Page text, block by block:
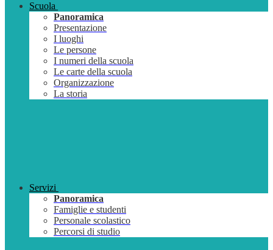
Scuola
Panoramica
Presentazione
I luoghi
Le persone
I numeri della scuola
Le carte della scuola
Organizzazione
La storia
Servizi
Panoramica
Famiglie e studenti
Personale scolastico
Percorsi di studio